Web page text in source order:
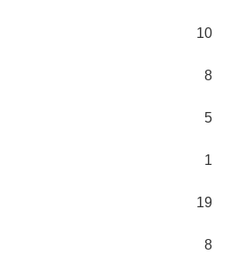
10
8
5
1
19
8